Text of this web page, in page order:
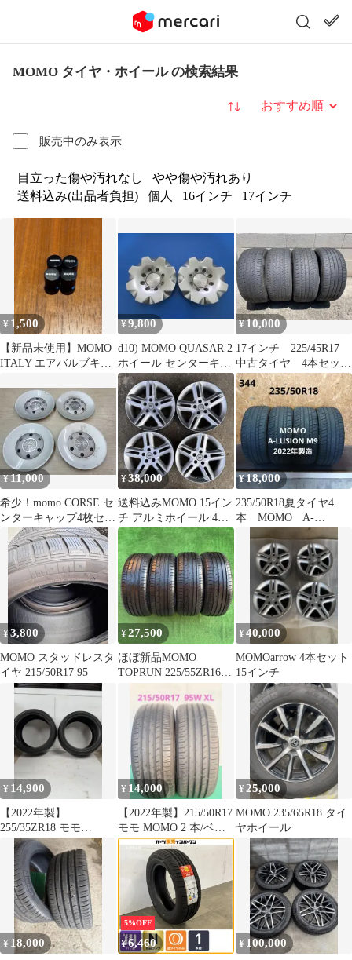
MOMO タイヤ・ホイール の検索結果
販売中のみ表示
並び替え
目立った傷や汚れなし
やや傷や汚れあり
送料込み(出品者負担)
個人 16インチ 17インチ
¥ 1,500
【新品未使用】MOMO
ITALY エアバルブキャ
¥9,800
d10) MOMO QUASAR 2
ホイール センターキャ
ップ 2個
¥10,000
17インチ 225/45R17
中古タイヤ 4本セッ
ト momo
¥11,000
希少！momo CORSE セ
ンターキャップ4枚セッ
ト！
¥38,000
送料込みMOMO 15イン
チ アルミホイール 4本
セット
¥18,000
235/50R18夏タイヤ4
本 MOMO A-
LUSION M9 22年製造
¥3,800
MOMO スタッドレスタ
イヤ 215/50R17 95
¥27,500
ほぼ新品MOMO
TOPRUN 225/55ZR16
¥40,000
MOMOarrow 4本セット
15インチ
¥ 14,900
【2022年製】
255/35ZR18 モモ
MOMO 2 本/中国製
¥ 14,000
【2022年製】215/50R17
モモ MOMO 2 本/ベト
ナム製
¥ 25,000
MOMO 235/65R18 タイ
ヤホイール
¥ 18,000
5%OFF
¥6,460 ¥ 100,000